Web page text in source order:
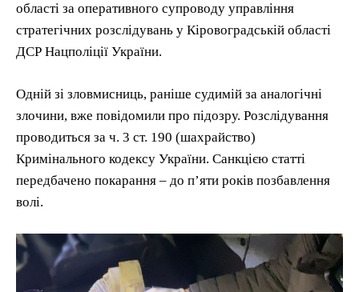
області за оперативного супроводу управління
стратегічних розслідувань у Кіровоградській області
ДСР Нацполіції України.
Одній зі зловмисниць, раніше судимій за аналогічні
злочини, вже повідомили про підозру. Розслідування
проводиться за ч. 3 ст. 190 (шахрайство)
Кримінального кодексу України. Санкцією статті
передбачено покарання – до п’яти років позбавлення
волі.